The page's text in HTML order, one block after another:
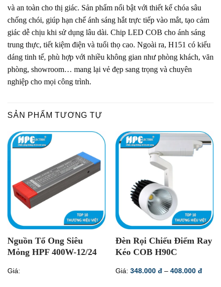
và an toàn cho thị giác. Sản phẩm nổi bật với thiết kế chóa sâu
chống chói, giúp hạn chế ánh sáng hắt trực tiếp vào mắt, tạo cảm
giác dễ chịu khi sử dụng lâu dài. Chip LED COB cho ánh sáng
trung thực, tiết kiệm điện và tuổi thọ cao. Ngoài ra, H151 có kiểu
dáng tinh tế, phù hợp với nhiều không gian như phòng khách, văn
phòng, showroom… mang lại vẻ đẹp sang trọng và chuyên
nghiệp cho mọi công trình.
SẢN PHẨM TƯƠNG TỰ
Nguồn Tổ Ong Siêu
Mỏng HPF 400W-12/24
Giá:
Đèn Rọi Chiếu Điểm Ray
Kéo COB H90C
Giá: 348.000 đ – 408.000 đ